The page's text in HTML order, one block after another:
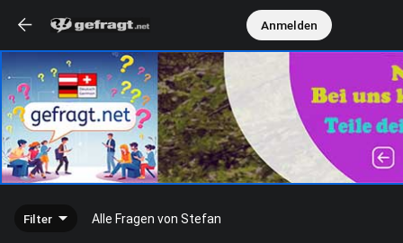
Anmelden
Filter Alle Fragen von Stefan